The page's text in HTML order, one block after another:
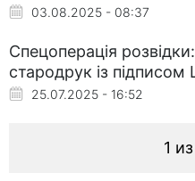
03.08.2025 - 08:37
Спецоперація
стародрук із
25.07.2025 - 16:52
1